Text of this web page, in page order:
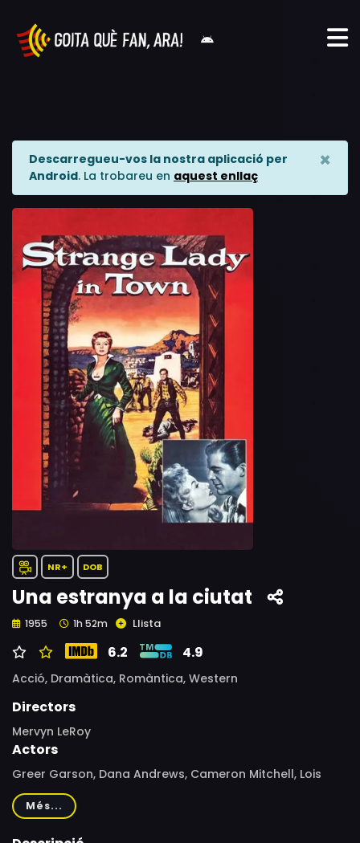
Descarregueu-vos la nostra aplicació per
Android. La trobareu en aquest enllaç
×
NR+ DOB
Una estranya a la ciutat
1955 1h 52m Llista
6.2 4.9
Acció, Dramàtica, Romàntica, Western
Directors
Mervyn LeRoy
Actors
Greer Garson, Dana Andrews, Cameron Mitchell, Lois
Smith, Adele Jergens, Walter Hampden, Pedro Gonzalez
Gonzalez, Joan Camden, Anthony Earl Numkena, José
Torvay, Robert J. Wilke, Frank De Kova, Russell Johnson,
Més...